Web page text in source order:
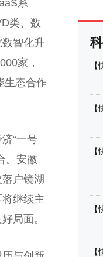
系
类、数
智化升
家，
生态合作
“一号
。安徽
户镜湖
继续主
局面。
【
【
【
【
【